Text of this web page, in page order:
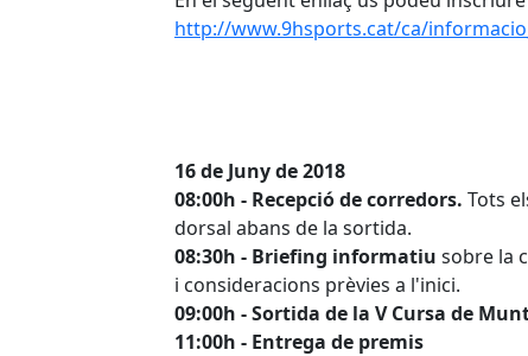
http://www.9hsports.cat/ca/
16 de Juny de 2018
08:00h - Recepció de corredors. Tots
dorsal abans de la sortida.
08:30h - Briefing informatiu sobre la
i consideracions prèvies a l'inici.
09:00h - Sortida de la V Cursa de
11:00h - Entrega de premis